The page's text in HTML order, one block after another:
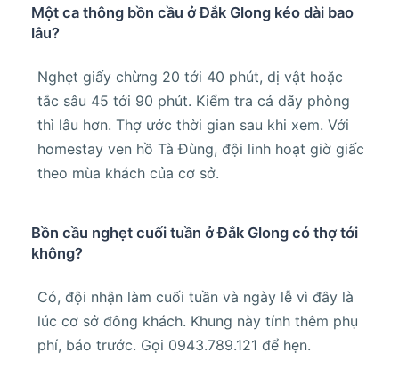
Một ca thông bồn cầu ở Đắk Glong kéo dài bao
lâu?
Nghẹt giấy chừng 20 tới 40 phút, dị vật hoặc
tắc sâu 45 tới 90 phút. Kiểm tra cả dãy phòng
thì lâu hơn. Thợ ước thời gian sau khi xem. Với
homestay ven hồ Tà Đùng, đội linh hoạt giờ giấc
theo mùa khách của cơ sở.
Bồn cầu nghẹt cuối tuần ở Đắk Glong có thợ tới
không?
Có, đội nhận làm cuối tuần và ngày lễ vì đây là
lúc cơ sở đông khách. Khung này tính thêm phụ
phí, báo trước. Gọi 0943.789.121 để hẹn.